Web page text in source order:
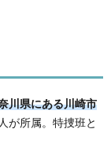
川県にある川崎市
が所属。特捜班と